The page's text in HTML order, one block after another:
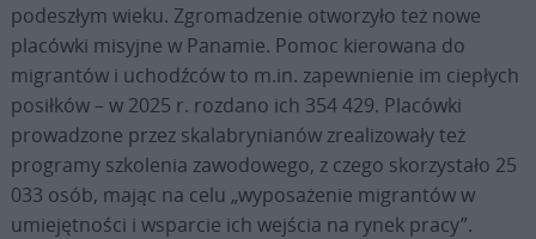
podeszłym wieku. Zgromadzenie otworzyło też nowe
placówki misyjne w Panamie. Pomoc kierowana do
migrantów i uchodźców to m.in. zapewnienie im ciepłych
posiłków – w 2025 r. rozdano ich 354 429. Placówki
prowadzone przez skalabrynianów zrealizowały też
programy szkolenia zawodowego, z czego skorzystało 25
033 osób, mając na celu „wyposażenie migrantów w
umiejętności i wsparcie ich wejścia na rynek pracy”.